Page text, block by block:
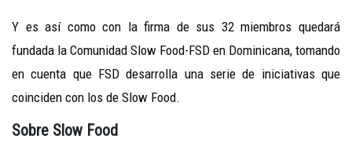
Y es así como con la firma de sus 32 miembros quedará
fundada la Comunidad Slow Food-FSD en Dominicana, tomando
en cuenta que FSD desarrolla una serie de iniciativas que
coinciden con los de Slow Food.
Sobre Slow Food